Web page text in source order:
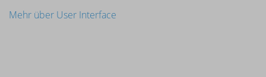
Mehr über User Interface